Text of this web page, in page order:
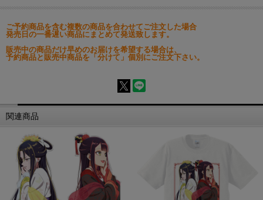
ご予約商品を含む複数の商品を合わせてご注文した場合
発売日の一番遅い商品にまとめて発送致します。
販売中の商品だけ早めのお届けを希望する場合は、
予約商品と販売中商品を「分けて」個別にご注文下さい。
関連商品